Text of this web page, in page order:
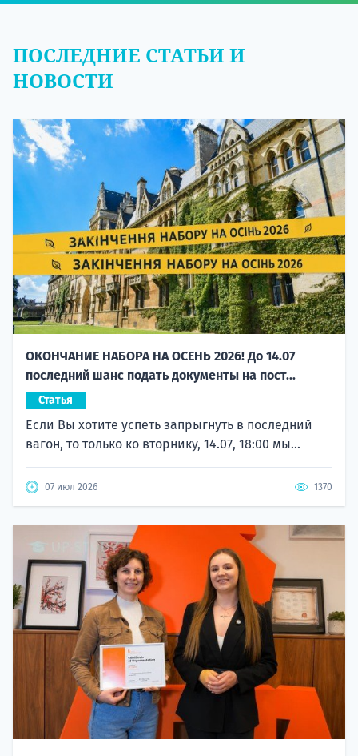
ПОСЛЕДНИЕ СТАТЬИ И
НОВОСТИ
ОКОНЧАНИЕ НАБОРА НА ОСЕНЬ 2026! До 14.07
последний шанс подать документы на пост...
Статья
Если Вы хотите успеть запрыгнуть в последний
вагон, то только ко вторнику, 14.07, 18:00 мы...
07 июл 2026 1370